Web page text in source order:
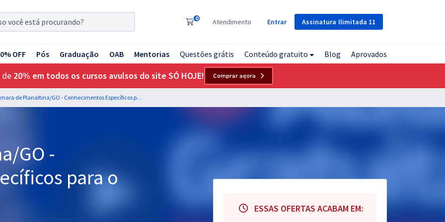
Assinatura Ilimitada 11
0 Atendimento Entrar
OFF Pós Graduação OAB Mentorias Questões grátis Conteúdo gratuito Blog Aprovados
de 20% em todos os cursos avulsos do site SÓ HOJE! Comprar agora
Câmara de Planaltina/GO - Conhecimentos Específicos para o cargo de Motorista
GO -
para o
ESSAS OFERTAS ACABAM EM: